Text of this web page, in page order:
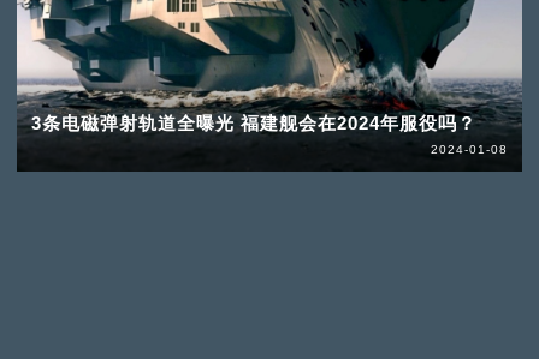
3条电磁弹射轨道全曝光 福建舰会在2024年服役吗？
2024-01-08